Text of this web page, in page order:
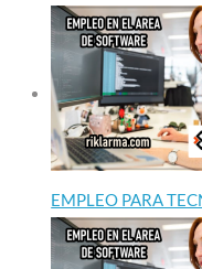
EMPLEO PARA